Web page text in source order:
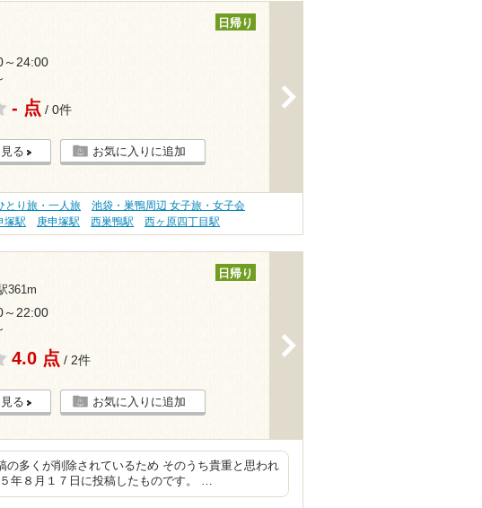
日帰り
～24:00
- 点 / 0件
る お気に入りに追加
とり旅・一人旅
池袋・巣鴨周辺 女子旅・女子会
塚駅 庚申塚駅 西巣鴨駅 西ヶ原四丁目駅
361m
日帰り
～22:00
4.0 点 / 2件
る お気に入りに追加
の多くが削除されているため そのうち貴重と思われ
年８月１７日に投稿したものです。 …